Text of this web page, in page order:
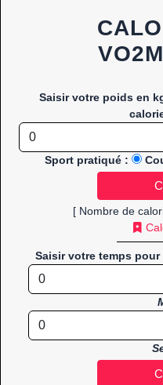
Saisir votre poids en
Sport pratiqué :
[ Nombre de
Saisir votre temps pour